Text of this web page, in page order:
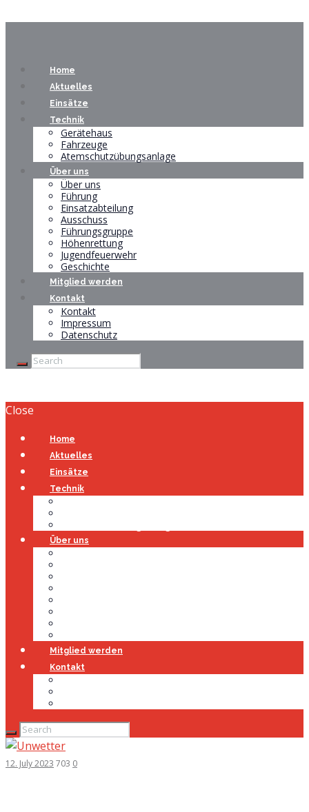
Home
Aktuelles
Einsätze
Technik
Gerätehaus
Fahrzeuge
Atemschutzübungsanlage
Über uns
Über uns
Führung
Einsatzabteilung
Ausschuss
Führungsgruppe
Höhenrettung
Jugendfeuerwehr
Geschichte
Mitglied werden
Kontakt
Kontakt
Impressum
Datenschutz
Close
Home
Aktuelles
Einsätze
Technik
Über uns
Mitglied werden
Kontakt
12. July 2023 703 0